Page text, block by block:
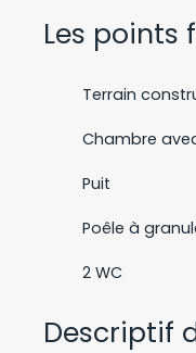
Les points
Terrain
Chambre
Puit
Poêle à
2 WC
Descriptif